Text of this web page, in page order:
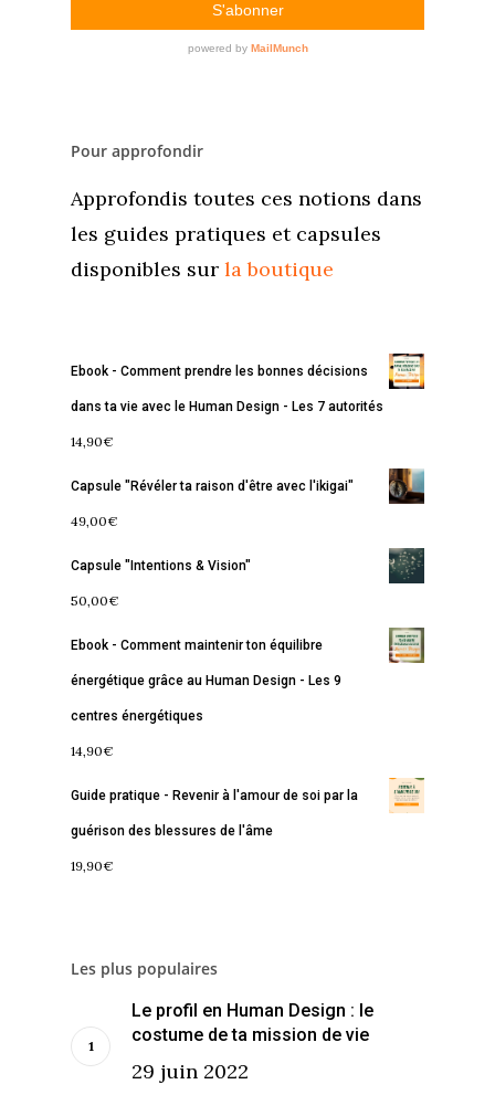
Pour approfondir
Approfondis toutes ces notions dans
les guides pratiques et capsules
disponibles sur la boutique
Ebook - Comment prendre les bonnes décisions
dans ta vie avec le Human Design - Les 7 autorités
14,90€
Capsule "Révéler ta raison d'être avec l'ikigai"
49,00€
Capsule "Intentions & Vision"
50,00€
Ebook - Comment maintenir ton équilibre
énergétique grâce au Human Design - Les 9
centres énergétiques
14,90€
Guide pratique - Revenir à l'amour de soi par la
guérison des blessures de l'âme
19,90€
Les plus populaires
Le profil en Human Design : le
costume de ta mission de vie
29 juin 2022